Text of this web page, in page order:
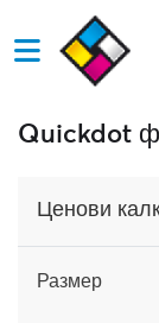
Quickdot
Ценови
Размер